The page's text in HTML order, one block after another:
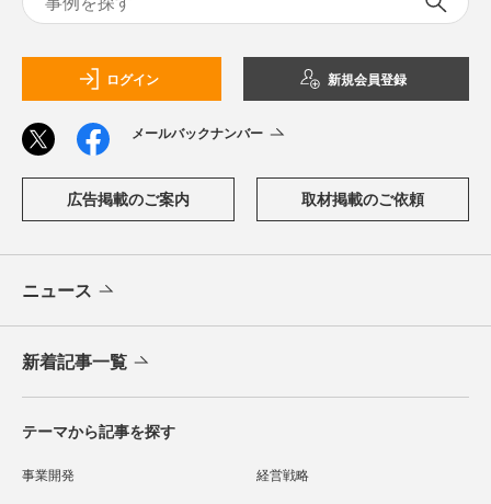
ログイン 新規会員登録
メールバックナンバー
広告掲載のご案内 取材掲載のご依頼
ニュース
新着記事一覧
テーマから記事を探す
事業開発 経営戦略